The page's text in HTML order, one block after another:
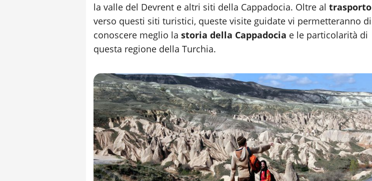
la valle del Devrent e altri siti della Cappadocia. Oltre al trasporto
verso questi siti turistici, queste visite guidate vi permetteranno di
conoscere meglio la storia della Cappadocia e le particolarità di
questa regione della Turchia.